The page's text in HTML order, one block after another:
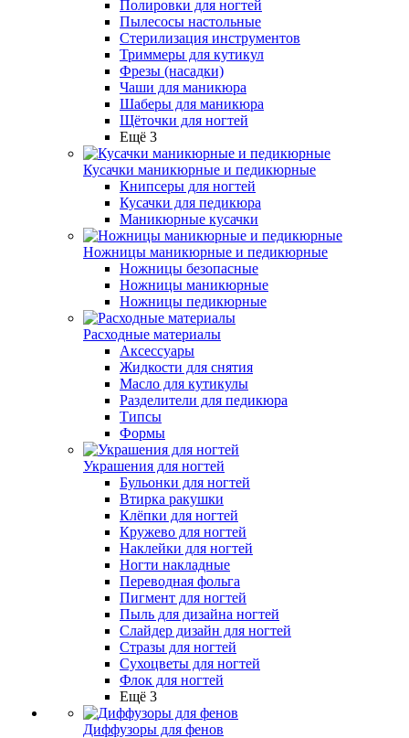
Полировки для ногтей
Пылесосы настольные
Стерилизация инструментов
Триммеры для кутикул
Фрезы (насадки)
Чаши для маникюра
Шаберы для маникюра
Щёточки для ногтей
Ещё 3
Кусачки маникюрные и педикюрные
Книпсеры для ногтей
Кусачки для педикюра
Маникюрные кусачки
Ножницы маникюрные и педикюрные
Ножницы безопасные
Ножницы маникюрные
Ножницы педикюрные
Расходные материалы
Аксессуары
Жидкости для снятия
Масло для кутикулы
Разделители для педикюра
Типсы
Формы
Украшения для ногтей
Бульонки для ногтей
Втирка ракушки
Клёпки для ногтей
Кружево для ногтей
Наклейки для ногтей
Ногти накладные
Переводная фольга
Пигмент для ногтей
Пыль для дизайна ногтей
Слайдер дизайн для ногтей
Стразы для ногтей
Сухоцветы для ногтей
Флок для ногтей
Ещё 3
Диффузоры для фенов